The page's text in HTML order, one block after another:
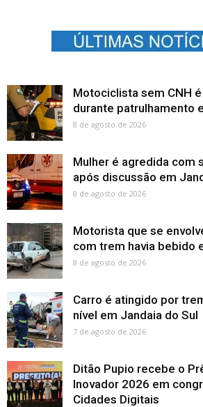
Motociclista sem CNH
durante patrulhamento
8 de agosto de 2026
Mulher é agredida com
após discussão em
8 de agosto de 2026
Motorista que se
com trem havia bebido
8 de agosto de 2026
Carro é atingido por
nível em Jandaia do Sul
7 de agosto de 2026
Ditão Pupio recebe o
Inovador 2026 em
Cidades Digitais